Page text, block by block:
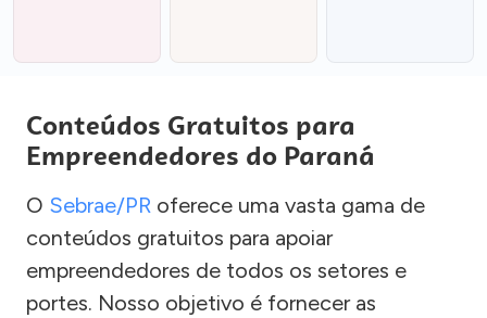
Conteúdos Gratuitos para
Empreendedores do Paraná
O Sebrae/PR oferece uma vasta gama de
conteúdos gratuitos para apoiar
empreendedores de todos os setores e
portes. Nosso objetivo é fornecer as